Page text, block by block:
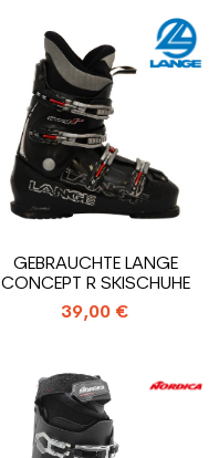
GEBRAUCHTE LANGE
CONCEPT R SKISCHUHE
39,00 €